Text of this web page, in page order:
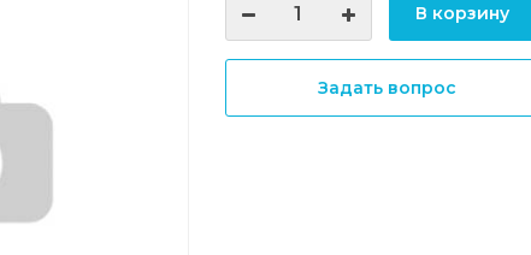
В корзину
Задать вопрос